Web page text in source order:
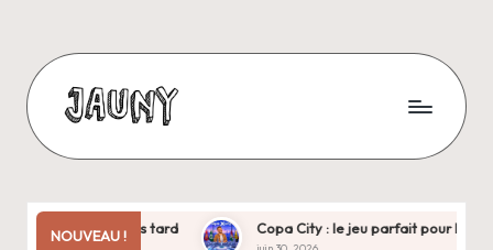
content
J
u
NOUVEAU !
treize ans plus tard Copa City : le jeu parfait pour la Coupe